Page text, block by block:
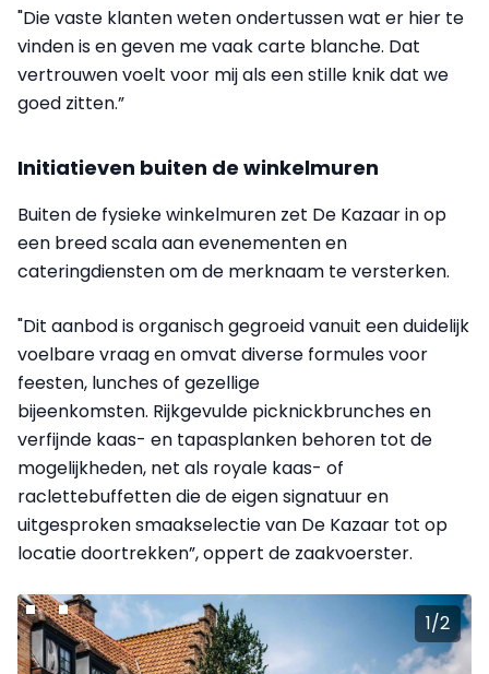
"Die vaste klanten weten ondertussen wat er hier te
vinden is en geven me vaak carte blanche. Dat
vertrouwen voelt voor mij als een stille knik dat we
goed zitten.”
Initiatieven buiten de winkelmuren
Buiten de fysieke winkelmuren zet De Kazaar in op
een breed scala aan evenementen en
cateringdiensten om de merknaam te versterken.
"Dit aanbod is organisch gegroeid vanuit een duidelijk
voelbare vraag en omvat diverse formules voor
feesten, lunches of gezellige
bijeenkomsten. Rijkgevulde picknickbrunches en
verfijnde kaas- en tapasplanken behoren tot de
mogelijkheden, net als royale kaas- of
raclettebuffetten die de eigen signatuur en
uitgesproken smaakselectie van De Kazaar tot op
locatie doortrekken”, oppert de zaakvoerster.
1/2